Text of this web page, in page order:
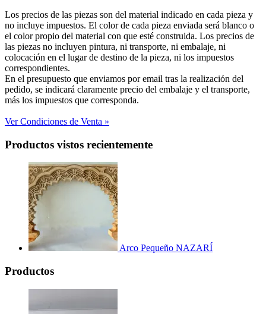
Los precios de las piezas son del material indicado en cada pieza y
no incluye impuestos. El color de cada pieza enviada será blanco o
el color propio del material con que esté construida. Los precios de
las piezas no incluyen pintura, ni transporte, ni embalaje, ni
colocación en el lugar de destino de la pieza, ni los impuestos
correspondientes.
En el presupuesto que enviamos por email tras la realización del
pedido, se indicará claramente precio del embalaje y el transporte,
más los impuestos que corresponda.
Ver Condiciones de Venta »
Productos vistos recientemente
Arco Pequeño NAZARÍ
Productos